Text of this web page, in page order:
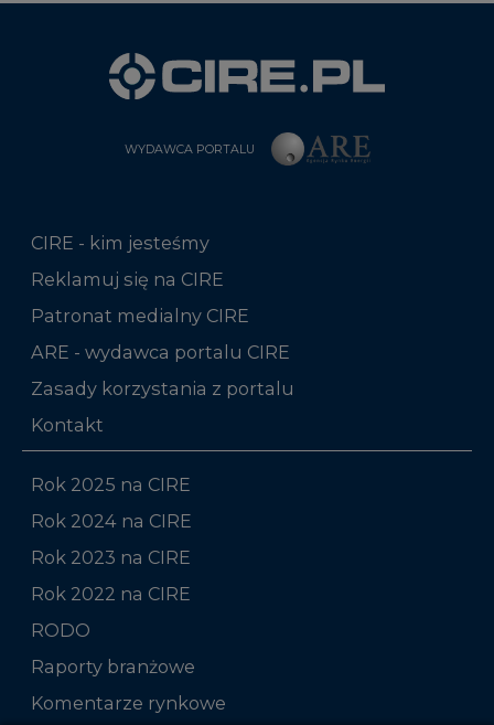
WYDAWCA PORTALU
CIRE - kim jesteśmy
Reklamuj się na CIRE
Patronat medialny CIRE
ARE - wydawca portalu CIRE
Zasady korzystania z portalu
Kontakt
Rok 2025 na CIRE
Rok 2024 na CIRE
Rok 2023 na CIRE
Rok 2022 na CIRE
RODO
Raporty branżowe
Komentarze rynkowe